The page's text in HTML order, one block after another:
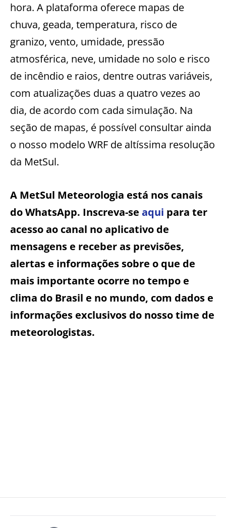
hora. A plataforma oferece mapas de
chuva, geada, temperatura, risco de
granizo, vento, umidade, pressão
atmosférica, neve, umidade no solo e risco
de incêndio e raios, dentre outras variáveis,
com atualizações duas a quatro vezes ao
dia, de acordo com cada simulação. Na
seção de mapas, é possível consultar ainda
o nosso modelo WRF de altíssima resolução
da MetSul.
A MetSul Meteorologia está nos canais
do WhatsApp. Inscreva-se aqui para ter
acesso ao canal no aplicativo de
mensagens e receber as previsões,
alertas e informações sobre o que de
mais importante ocorre no tempo e
clima do Brasil e no mundo, com dados e
informações exclusivos do nosso time de
meteorologistas.